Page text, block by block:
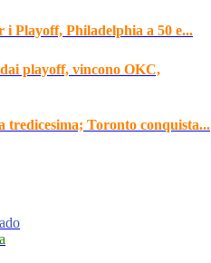
i Playoff, Philadelphia a 50 e...
playoff, vincono OKC,
tredicesima; Toronto conquista...